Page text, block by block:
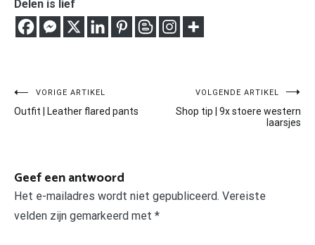
Delen is lief
Bericht
navigatie
VORIGE ARTIKEL
Outfit | Leather flared pants
VOLGENDE ARTIKEL
Shop tip | 9x stoere western
laarsjes
Geef een antwoord
Het e-mailadres wordt niet gepubliceerd. Vereiste
velden zijn gemarkeerd met *